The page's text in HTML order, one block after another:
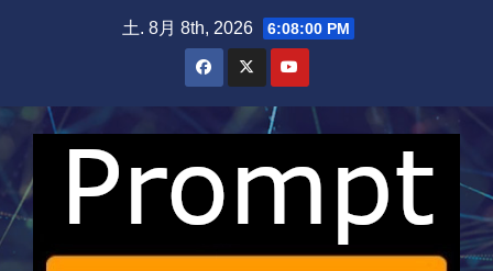
土. 8月 8th, 2026 6:08:00 PM